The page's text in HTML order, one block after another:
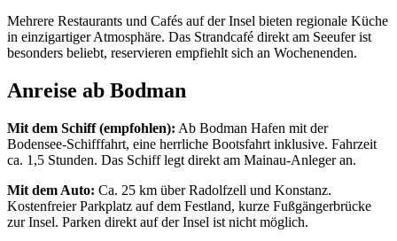
Mehrere Restaurants und Cafés auf der Insel bieten regionale Küche
in einzigartiger Atmosphäre. Das Strandcafé direkt am Seeufer ist
besonders beliebt, reservieren empfiehlt sich an Wochenenden.
Anreise ab Bodman
Mit dem Schiff (empfohlen): Ab Bodman Hafen mit der
Bodensee-Schifffahrt, eine herrliche Bootsfahrt inklusive. Fahrzeit
ca. 1,5 Stunden. Das Schiff legt direkt am Mainau-Anleger an.
Mit dem Auto: Ca. 25 km über Radolfzell und Konstanz.
Kostenfreier Parkplatz auf dem Festland, kurze Fußgängerbrücke
zur Insel. Parken direkt auf der Insel ist nicht möglich.